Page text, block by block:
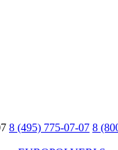
8 (495) 775-07-07 8